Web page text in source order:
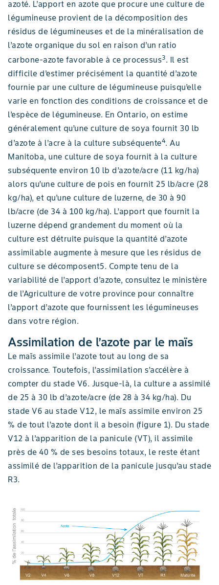
azoté. L’apport en azote que procure une culture de
légumineuse provient de la décomposition des
résidus de légumineuses et de la minéralisation de
l’azote organique du sol en raison d’un ratio
carbone-azote favorable à ce processus3. Il est
difficile d’estimer précisément la quantité d’azote
fournie par une culture de légumineuse puisqu’elle
varie en fonction des conditions de croissance et de
l’espèce de légumineuse. En Ontario, on estime
généralement qu’une culture de soya fournit 30 lb
d’azote à l’acre à la culture subséquente4. Au
Manitoba, une culture de soya fournit à la culture
subséquente environ 10 lb d’azote/acre (11 kg/ha)
alors qu’une culture de pois en fournit 25 lb/acre (28
kg/ha), et qu’une culture de luzerne, de 30 à 90
lb/acre (de 34 à 100 kg/ha). L’apport que fournit la
luzerne dépend grandement du moment où la
culture est détruite puisque la quantité d’azote
assimilable augmente à mesure que les résidus de
culture se décomposent5. Compte tenu de la
variabilité de l’apport d’azote, consultez le ministère
de l’Agriculture de votre province pour connaître
l’apport d’azote que fournissent les légumineuses
dans votre région.
Assimilation de l’azote par le maïs
Le maïs assimile l’azote tout au long de sa
croissance. Toutefois, l’assimilation s’accélère à
compter du stade V6. Jusque-là, la culture a assimilé
de 25 à 30 lb d’azote/acre (de 28 à 34 kg/ha). Du
stade V6 au stade V12, le maïs assimile environ 25
% de tout l’azote dont il a besoin (figure 1). Du stade
V12 à l’apparition de la panicule (VT), il assimile
près de 40 % de ses besoins totaux, le reste étant
assimilé de l’apparition de la panicule jusqu’au stade
R3.